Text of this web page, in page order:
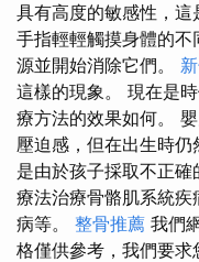
具有高度的敏感性，
手指輕輕觸摸身體的
源並開始消除它們。
這樣的現象。 現在是
療方法的效果如何。
壓迫感，但在出生時
是由於孩子採取不正
療法治療骨骼肌系統
病等。 整骨推薦 我們
格僅供參考，我們要